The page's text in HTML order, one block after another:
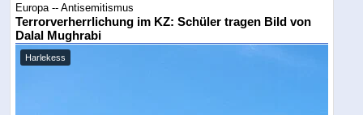
Europa -- Antisemitismus
Terrorverherrlichung im KZ: Schüler tragen Bild von
Dalal Mughrabi
Harlekess